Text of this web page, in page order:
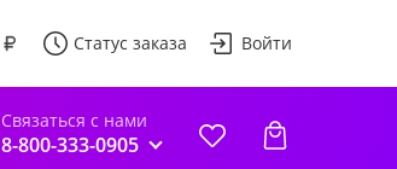
Статус заказа Войти
Связаться с нами
8-800-333-0905